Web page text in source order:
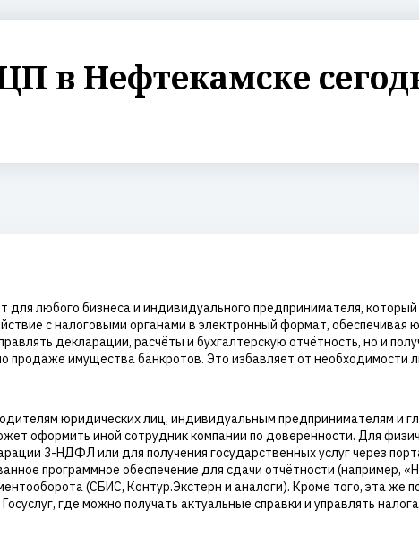
в Нефтекамске
любого бизнеса и индивидуального предпринимателя,
с налоговыми органами в электронный формат, обеспечивая
декларации, расчёты и бухгалтерскую отчётность, но и
продаже имущества банкротов. Это избавляет от необходимости
юридических лиц, индивидуальным предпринимателям и
оформить иной сотрудник компании по доверенности. Для
3-НДФЛ или для получения государственных услуг через
программное обеспечение для сдачи отчётности (например,
(СБИС, Контур.Экстерн и аналоги). Кроме того, эта же
где можно получать актуальные справки и управлять